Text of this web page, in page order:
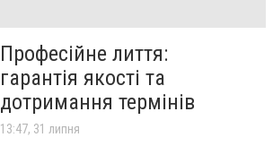
Професійне лиття:
гарантія якості та
дотримання термінів
13:47, 31 липня